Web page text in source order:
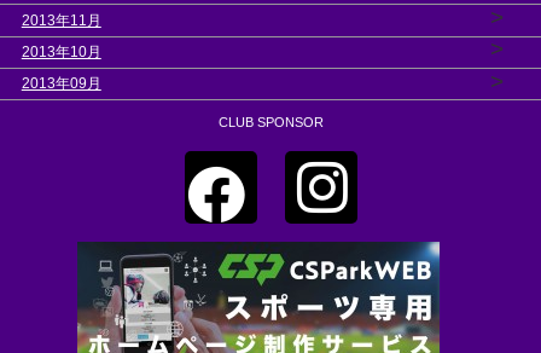
2013年11月 >
2013年10月 >
2013年09月 >
CLUB SPONSOR